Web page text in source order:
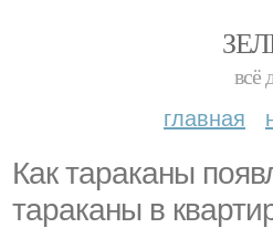
всё
главная
Как тараканы
тараканы в